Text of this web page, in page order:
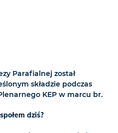
Parafialnej został
składzie podczas
KEP w marcu br.
dziś?